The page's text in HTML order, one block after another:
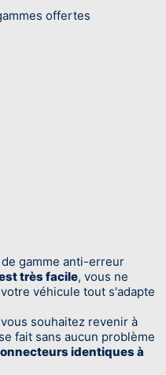
offertes
de gamme anti-erreur
très facile, vous ne
véhicule tout s'adapte
souhaitez revenir à
fait sans aucun problème
identiques à